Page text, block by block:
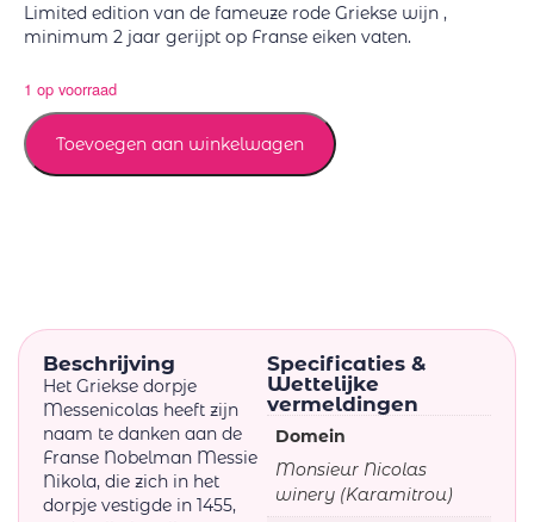
Limited edition van de fameuze rode Griekse wijn ,
minimum 2 jaar gerijpt op Franse eiken vaten.
1 op voorraad
Toevoegen aan winkelwagen
Beschrijving
Het Griekse dorpje
Messenicolas heeft zijn
naam te danken aan de
Franse Nobelman Messie
Nikola, die zich in het
dorpje vestigde in 1455,
Specificaties &
Wettelijke
vermeldingen
Domein
Monsieur Nicolas
winery (Karamitrou)